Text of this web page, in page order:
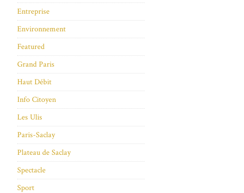
Entreprise
Environnement
Featured
Grand Paris
Haut Débit
Info Citoyen
Les Ulis
Paris-Saclay
Plateau de Saclay
Spectacle
Sport